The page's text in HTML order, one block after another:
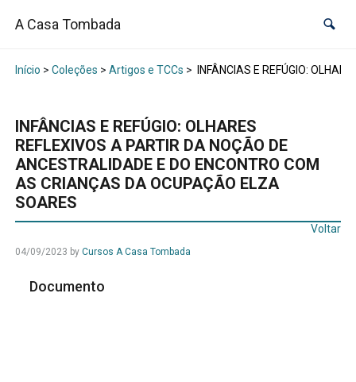
A Casa Tombada
Início > Coleções > Artigos e TCCs > INFÂNCIAS E REFÚGIO:
INFÂNCIAS E REFÚGIO: OLHARES
REFLEXIVOS A PARTIR DA NOÇÃO DE
ANCESTRALIDADE E DO ENCONTRO COM
AS CRIANÇAS DA OCUPAÇÃO ELZA
SOARES
Voltar
04/09/2023 by Cursos A Casa Tombada
Documento